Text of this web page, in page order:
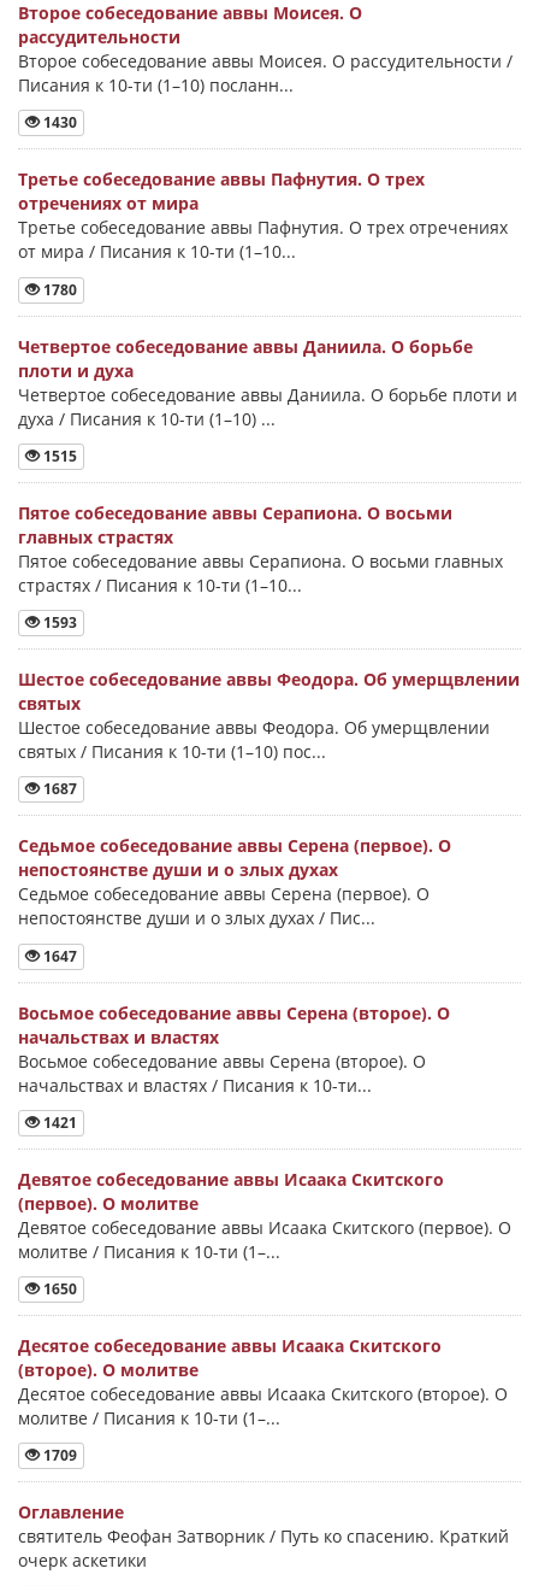
Второе собеседование аввы Моисея. О
рассудительности
Второе собеседование аввы Моисея. О рассудительности /
Писания к 10-ти (1–10) посланн...
1430
Третье собеседование аввы Пафнутия. О трех
отречениях от мира
Третье собеседование аввы Пафнутия. О трех отречениях
от мира / Писания к 10-ти (1–10...
1780
Четвертое собеседование аввы Даниила. О борьбе
плоти и духа
Четвертое собеседование аввы Даниила. О борьбе плоти и
духа / Писания к 10-ти (1–10) ...
1515
Пятое собеседование аввы Серапиона. О восьми
главных страстях
Пятое собеседование аввы Серапиона. О восьми главных
страстях / Писания к 10-ти (1–10...
1593
Шестое собеседование аввы Феодора. Об умерщвлении
святых
Шестое собеседование аввы Феодора. Об умерщвлении
святых / Писания к 10-ти (1–10) пос...
1687
Седьмое собеседование аввы Серена (первое). О
непостоянстве души и о злых духах
Седьмое собеседование аввы Серена (первое). О
непостоянстве души и о злых духах / Пис...
1647
Восьмое собеседование аввы Серена (второе). О
начальствах и властях
Восьмое собеседование аввы Серена (второе). О
начальствах и властях / Писания к 10-ти...
1421
Девятое собеседование аввы Исаака Скитского
(первое). О молитве
Девятое собеседование аввы Исаака Скитского (первое). О
молитве / Писания к 10-ти (1–...
1650
Десятое собеседование аввы Исаака Скитского
(второе). О молитве
Десятое собеседование аввы Исаака Скитского (второе). О
молитве / Писания к 10-ти (1–...
1709
Оглавление
святитель Феофан Затворник / Путь ко спасению. Краткий
очерк аскетики